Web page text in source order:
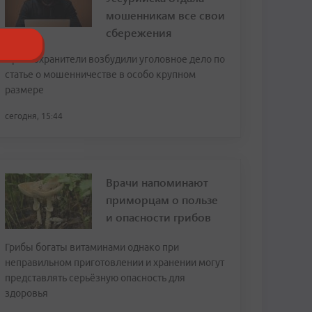
мошенникам все свои
сбережения
Правоохранители возбудили уголовное дело по
статье о мошенничестве в особо крупном
размере
сегодня, 15:44
Врачи напоминают
приморцам о пользе
и опасности грибов
Грибы богаты витаминами однако при
неправильном приготовлении и хранении могут
представлять серьёзную опасность для
здоровья